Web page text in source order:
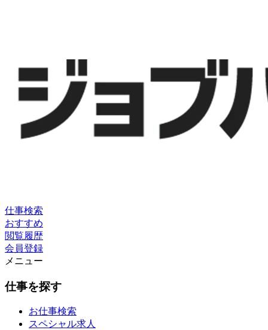
仕事検索
おすすめ
閲覧履歴
会員登録
メニュー
仕事を探す
お仕事検索
スペシャル求人